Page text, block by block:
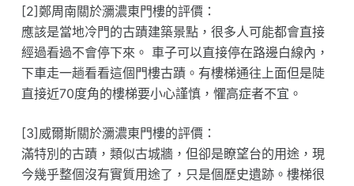
[2]鄭周南關於瀰濃東門樓的評價：
應該是當地冷門的古蹟建築景點，很多人可能都會直接
經過看過不會停下來。 車子可以直接停在路邊白線內，
下車走一趟看看這個門樓古蹟。有樓梯通往上面但是陡
直接近70度角的樓梯要小心謹慎，懼高症者不宜。
[3]威爾斯關於瀰濃東門樓的評價：
滿特別的古蹟，類似古城牆，但卻是瞭望台的用途，現
今幾乎整個沒有實質用途了，只是個歷史遺跡。樓梯很